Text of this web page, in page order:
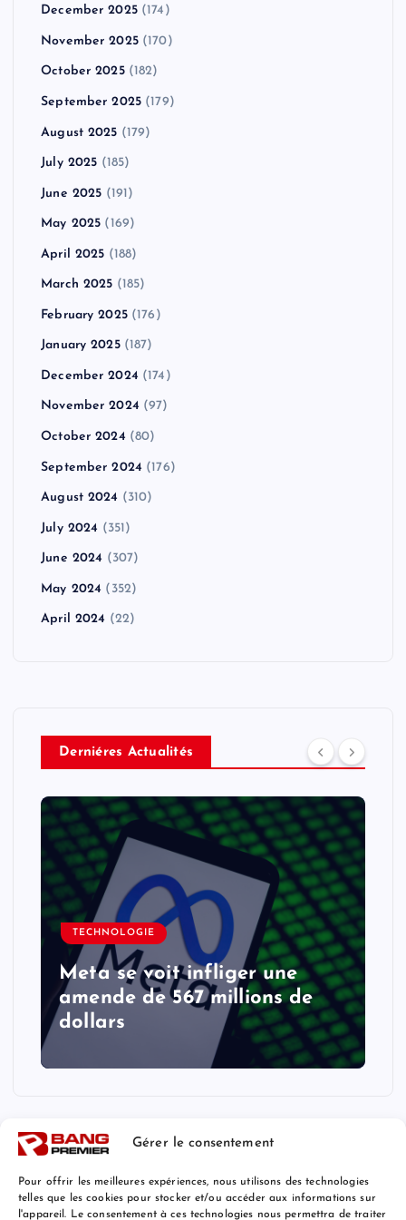
Gérer le consentement
Pour offrir les meilleures expériences, nous utilisons des technologies
telles que les cookies pour stocker et/ou accéder aux informations sur
l'appareil. Le consentement à ces technologies nous permettra de traiter
December 2025(174)
November 2025(170)
October 2025(182)
September 2025 (179)
August 2025 (179)
July 2025 (185)
June 2025 (191)
May 2025 (169)
April 2025 (188)
March 2025 (185)
February 2025(176)
January 2025(187)
December 2024 (174)
November 2024 (97)
October 2024 (80)
September 2024 (176)
August 2024 (310)
July 2024 (351)
June 2024 (307)
May 2024 (352)
April 2024 (22)
Derniéres Actualités
TECHNOLOGIE
Meta se voit infliger une
amende de 567 millions de
dollars
Mentions Légales